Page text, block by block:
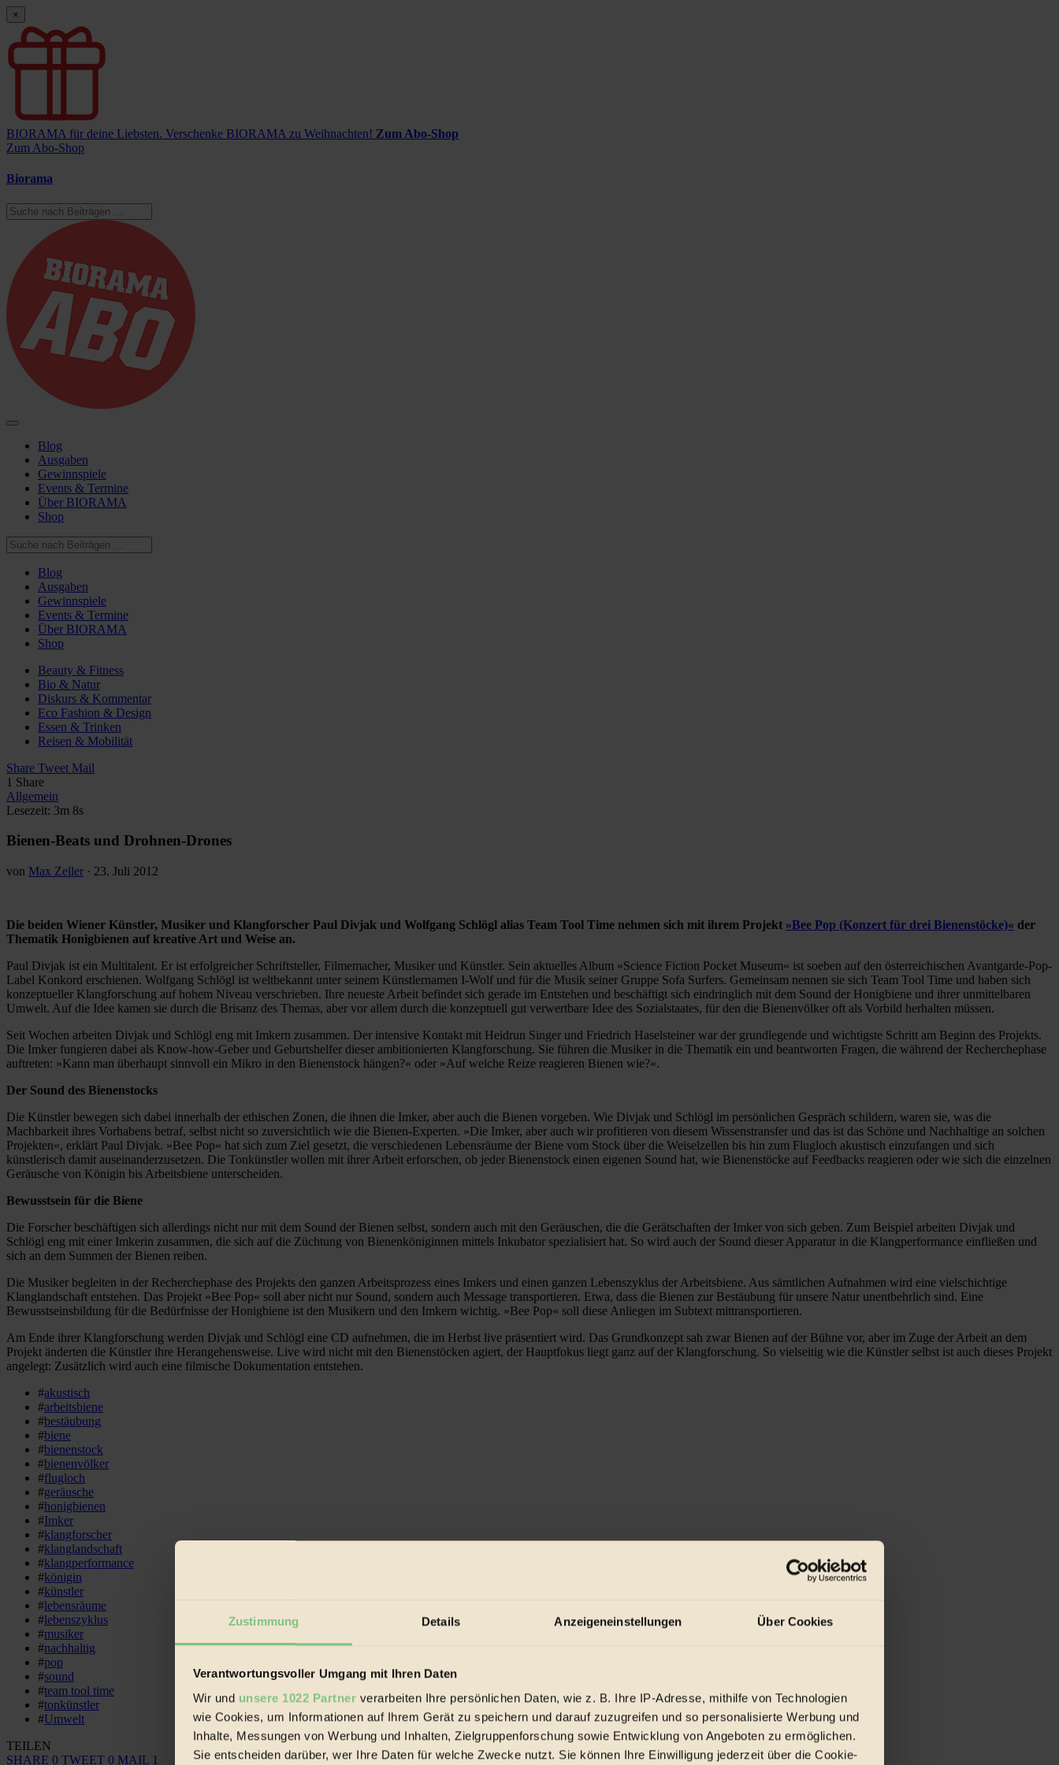
Zustimmung Details Anzeigeneinstellungen Über Cookies
Verantwortungsvoller Umgang mit Ihren Daten
Wir und unsere 1022 Partner verarbeiten Ihre persönlichen Daten, wie z. B. Ihre IP-Adresse, mithilfe von Technologien
wie Cookies, um Informationen auf Ihrem Gerät zu speichern und darauf zuzugreifen und so personalisierte Werbung und
Inhalte, Messungen von Werbung und Inhalten, Zielgruppenforschung sowie Entwicklung von Angeboten zu ermöglichen.
Sie entscheiden darüber, wer Ihre Daten für welche Zwecke nutzt. Sie können Ihre Einwilligung jederzeit über die Cookie-
×
BIORAMA für deine Liebsten. Verschenke BIORAMA zu Weihnachten! Zum Abo-Shop
Zum Abo-Shop
Biorama
Blog
Ausgaben
Gewinnspiele
Events & Termine
Über BIORAMA
Shop
Blog
Ausgaben
Gewinnspiele
Events & Termine
Über BIORAMA
Shop
Beauty & Fitness
Bio & Natur
Diskurs & Kommentar
Eco Fashion & Design
Essen & Trinken
Reisen & Mobilität
Share Tweet Mail
1 Share
Allgemein
Lesezeit: 3m 8s
Bienen-Beats und Drohnen-Drones
von Max Zeller · 23. Juli 2012
Die beiden Wiener Künstler, Musiker und Klangforscher Paul Divjak und Wolfgang Schlögl alias Team Tool Time nehmen sich mit ihrem Projekt »Bee Pop (Konzert für drei Bienenstöcke)« der
Thematik Honigbienen auf kreative Art und Weise an.
Paul Divjak ist ein Multitalent. Er ist erfolgreicher Schriftsteller, Filmemacher, Musiker und Künstler. Sein aktuelles Album »Science Fiction Pocket Museum« ist soeben auf den österreichischen Avantgarde-Pop-
Label Konkord erschienen. Wolfgang Schlögl ist weltbekannt unter seinem Künstlernamen I-Wolf und für die Musik seiner Gruppe Sofa Surfers. Gemeinsam nennen sie sich Team Tool Time und haben sich
konzeptueller Klangforschung auf hohem Niveau verschrieben. Ihre neueste Arbeit befindet sich gerade im Entstehen und beschäftigt sich eindringlich mit dem Sound der Honigbiene und ihrer unmittelbaren
Umwelt. Auf die Idee kamen sie durch die Brisanz des Themas, aber vor allem durch die konzeptuell gut verwertbare Idee des Sozialstaates, für den die Bienenvölker oft als Vorbild herhalten müssen.
Seit Wochen arbeiten Divjak und Schlögl eng mit Imkern zusammen. Der intensive Kontakt mit Heidrun Singer und Friedrich Haselsteiner war der grundlegende und wichtigste Schritt am Beginn des Projekts.
Die Imker fungieren dabei als Know-how-Geber und Geburtshelfer dieser ambitionierten Klangforschung. Sie führen die Musiker in die Thematik ein und beantworten Fragen, die während der Recherchephase
auftreten: »Kann man überhaupt sinnvoll ein Mikro in den Bienenstock hängen?« oder »Auf welche Reize reagieren Bienen wie?«.
Der Sound des Bienenstocks
Die Künstler bewegen sich dabei innerhalb der ethischen Zonen, die ihnen die Imker, aber auch die Bienen vorgeben. Wie Divjak und Schlögl im persönlichen Gespräch schildern, waren sie, was die
Machbarkeit ihres Vorhabens betraf, selbst nicht so zuversichtlich wie die Bienen-Experten. »Die Imker, aber auch wir profitieren von diesem Wissenstransfer und das ist das Schöne und Nachhaltige an solchen
Projekten«, erklärt Paul Divjak. »Bee Pop« hat sich zum Ziel gesetzt, die verschiedenen Lebensräume der Biene vom Stock über die Weiselzellen bis hin zum Flugloch akustisch einzufangen und sich
künstlerisch damit auseinanderzusetzen. Die Tonkünstler wollen mit ihrer Arbeit erforschen, ob jeder Bienenstock einen eigenen Sound hat, wie Bienenstöcke auf Feedbacks reagieren oder wie sich die einzelnen
Geräusche von Königin bis Arbeitsbiene unterscheiden.
Bewusstsein für die Biene
Die Forscher beschäftigen sich allerdings nicht nur mit dem Sound der Bienen selbst, sondern auch mit den Geräuschen, die die Gerätschaften der Imker von sich geben. Zum Beispiel arbeiten Divjak und
Schlögl eng mit einer Imkerin zusammen, die sich auf die Züchtung von Bienenköniginnen mittels Inkubator spezialisiert hat. So wird auch der Sound dieser Apparatur in die Klangperformance einfließen und
sich an dem Summen der Bienen reiben.
Die Musiker begleiten in der Recherchephase des Projekts den ganzen Arbeitsprozess eines Imkers und einen ganzen Lebenszyklus der Arbeitsbiene. Aus sämtlichen Aufnahmen wird eine vielschichtige
Klanglandschaft entstehen. Das Projekt »Bee Pop« soll aber nicht nur Sound, sondern auch Message transportieren. Etwa, dass die Bienen zur Bestäubung für unsere Natur unentbehrlich sind. Eine
Bewusstseinsbildung für die Bedürfnisse der Honigbiene ist den Musikern und den Imkern wichtig. »Bee Pop« soll diese Anliegen im Subtext mittransportieren.
Am Ende ihrer Klangforschung werden Divjak und Schlögl eine CD aufnehmen, die im Herbst live präsentiert wird. Das Grundkonzept sah zwar Bienen auf der Bühne vor, aber im Zuge der Arbeit an dem
Projekt änderten die Künstler ihre Herangehensweise. Live wird nicht mit den Bienenstöcken agiert, der Hauptfokus liegt ganz auf der Klangforschung. So vielseitig wie die Künstler selbst ist auch dieses Projekt
angelegt: Zusätzlich wird auch eine filmische Dokumentation entstehen.
#akustisch
#arbeitsbiene
#bestäubung
#biene
#bienenstock
#bienenvölker
#flugloch
#geräusche
#honigbienen
#Imker
#klangforscher
#klanglandschaft
#klangperformance
#königin
#künstler
#lebensräume
#lebenszyklus
#musiker
#nachhaltig
#pop
#sound
#team tool time
#tonkünstler
#Umwelt
TEILEN
SHARE 0 TWEET 0 MAIL 1